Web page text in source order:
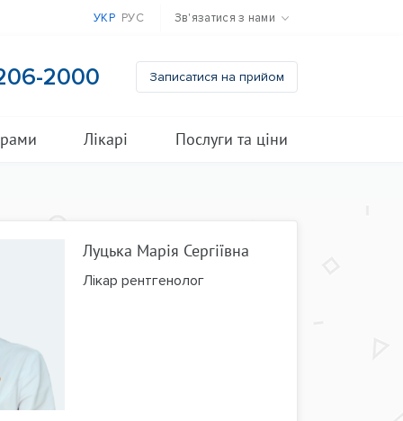
УКР РУС Зв'язатися з нами
2000 Записатися на прийом
Лікарі Послуги та ціни
Луцька Марія Сергіївна
Лікар рентгенолог